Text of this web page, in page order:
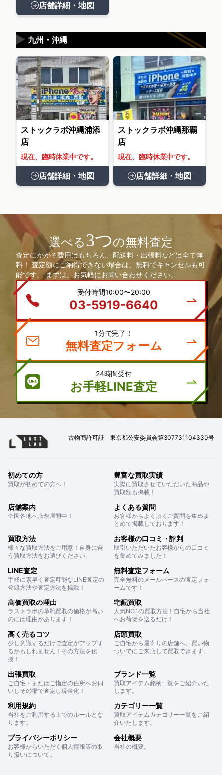
店舗詳細・地図
九州・沖縄
▶
ストックラボ沖縄浦添
店
現在、臨時休業中です。
店舗詳細・地図
ストックラボ沖縄那覇
店
現在、臨時休業中です。
店舗詳細・地図
選べる3つの無料査定
査定にかかる費用はもちろん、配送料・出張料などは全て無
料！ 査定額にご納得できない場合は、無料でキャンセルも可
能です。 まずは、お気軽にお問い合わせください。
受付時間10:00〜20:00
03-5919-6640
1分で完了！
無料査定フォーム
24時間受付
お手軽LINE査定
古物商許可証 東京都公安委員会第307731104330号
初めての方
買取が初めての方へ！
豊富な買取実績
実際に買取させていただいた商品や
買取額も掲載！
店舗案内
全国各地へ店舗展開中！
よくある質問
お客様からよく頂くご質問を集めま
とめて掲載しております！
買取方法
様々な買取方法をご用意！自身に合
う買取方法をお選びください。
お客様の口コミ・評判
取引いただいたお客様からの口コミ
を集めてみました！
LINE査定
手軽に素早く査定可能なLINE査定の
登録方法や査定方法を掲載！
無料査定フォーム
完全無料のメールベースの査定フォ
ームです！
高価買取の理由
ラストラボの革靴買取の価格が高い
のには理由があります！
宅配買取
人気NO.1の買取方法！自宅から当社
へお荷物を送るだけ！
高く売るコツ
少し意識するだけで査定がアップす
るかもしれません！その方法を伝
授！
店頭買取
ご自宅から最寄りの店舗へ。買い物
ついでにご来店して買取できます。
出張買取
ご自宅・またはご指定の住所へお伺
いしその場で査定し現金化！
ブランド一覧
買取アイテム銘柄一覧をご紹介いた
します。
利用規約
当社をご利用する上でのルールとな
ります。
カテゴリー一覧
買取アイテムカテゴリー一覧をご紹
介いたします。
プライバシーポリシー
お客様からいただく個人情報等の取
り扱いについて。
会社概要
当社の概要。